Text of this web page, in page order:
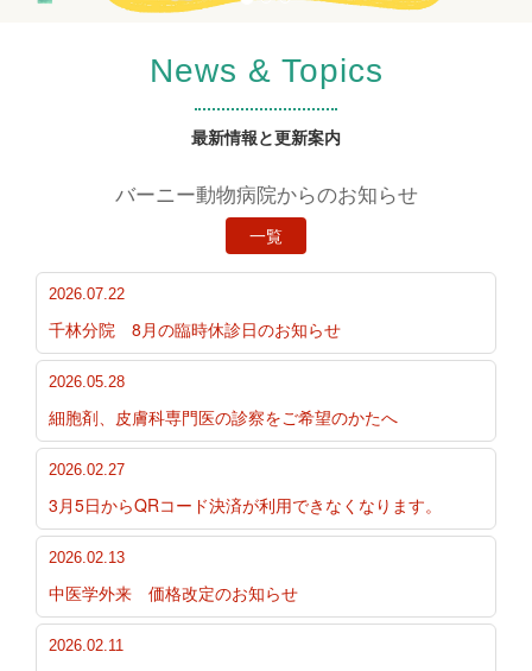
News & Topics
最新情報と更新案内
バーニー動物病院からのお知らせ
一覧
2026.07.22
千林分院 8月の臨時休診日のお知らせ
2026.05.28
細胞剤、皮膚科専門医の診察をご希望のかたへ
2026.02.27
3月5日からQRコード決済が利用できなくなります。
2026.02.13
中医学外来 価格改定のお知らせ
2026.02.11